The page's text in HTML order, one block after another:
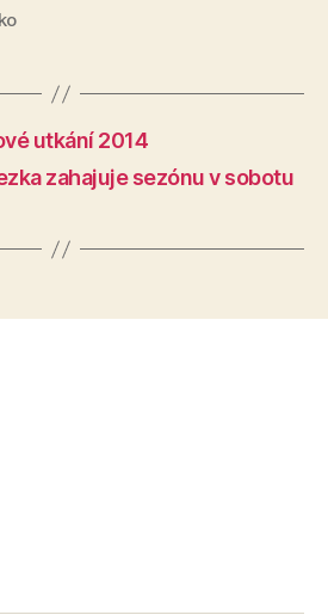
utkání 2014
zahajuje sezónu v sobotu